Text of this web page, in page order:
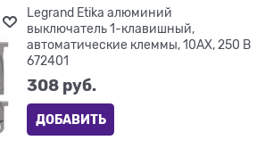
Legrand Etika алюминий
выключатель 1-клавишный,
автоматические клеммы, 10AX, 250 В
672401
308 руб.
ДОБАВИТЬ